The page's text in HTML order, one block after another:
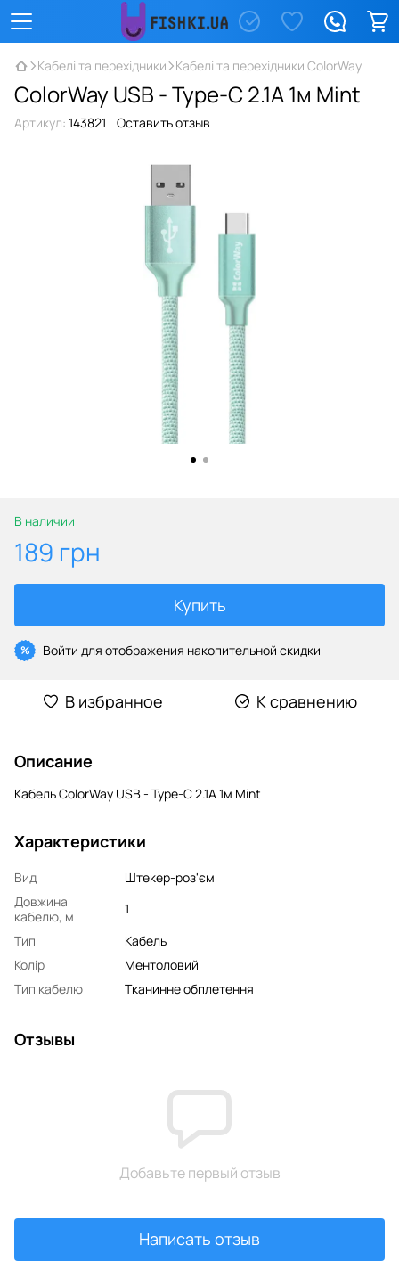
Кабелі та перехідники Кабелі та перехідники ColorWay
ColorWay USB - Type-C 2.1А 1м Mint
Артикул: 143821 Оставить отзыв
В наличии
189 грн
Купить
% Войти для отображения накопительной скидки
В избранное К сравнению
Описание
Кабель ColorWay USB - Type-C 2.1А 1м Mint
Характеристики
Вид
Штекер-роз'єм
Довжина
кабелю, м
1
Тип
Кабель
Колір
Ментоловий
Тип кабелю
Тканинне обплетення
Отзывы
Добавьте первый отзыв
Написать отзыв